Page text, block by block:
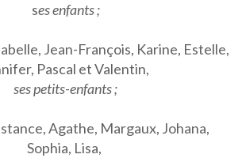
ses enfants ;
Jean-François, Karine, Estelle,
Pascal et Valentin,
ses petits-enfants ;
Agathe, Margaux, Johana,
Sophia, Lisa,